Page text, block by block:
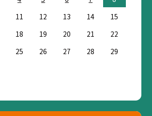
11 12 13 14
15
18 19 20 21
22
25 26 27 28
29